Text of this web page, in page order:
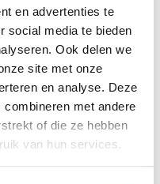
en advertenties te
social media te bieden
Ook delen we
site met onze
en analyse. Deze
met andere
of die ze hebben
van hun services.
beoordelingen
TOEVOEGEN